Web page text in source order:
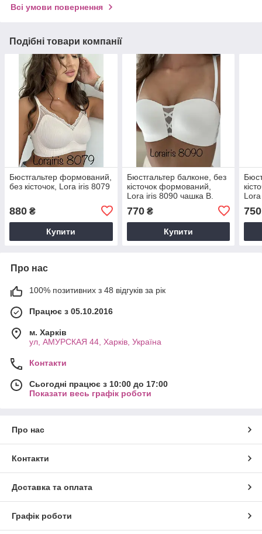
Всі умови повернення
Подібні товари компанії
Бюстгальтер формований,
без кісточок, Lora iris 8079
880 ₴
Купити
Бюстгальтер балконе, без
кісточок формований,
Lora iris 8090 чашка B.
770₴
Купити
750
Про нас
100% позитивних з 48 відгуків за рік
Працює з 05.10.2016
м. Харків
ул, АМУРСКАЯ 44, Харків, Україна
Контакти
Сьогодні працює з 10:00 до 17:00
Показати весь графік роботи
Про нас
Контакти
Доставка та оплата
Графік роботи